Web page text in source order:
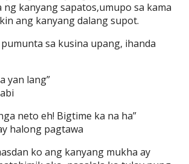
ng kanyang sapatos,umupo sa kama
ang kanyang dalang supot.
sa kusina upang, ihanda
yan lang”
neto eh! Bigtime ka na ha”
halong pagtawa
ko ang kanyang mukha ay